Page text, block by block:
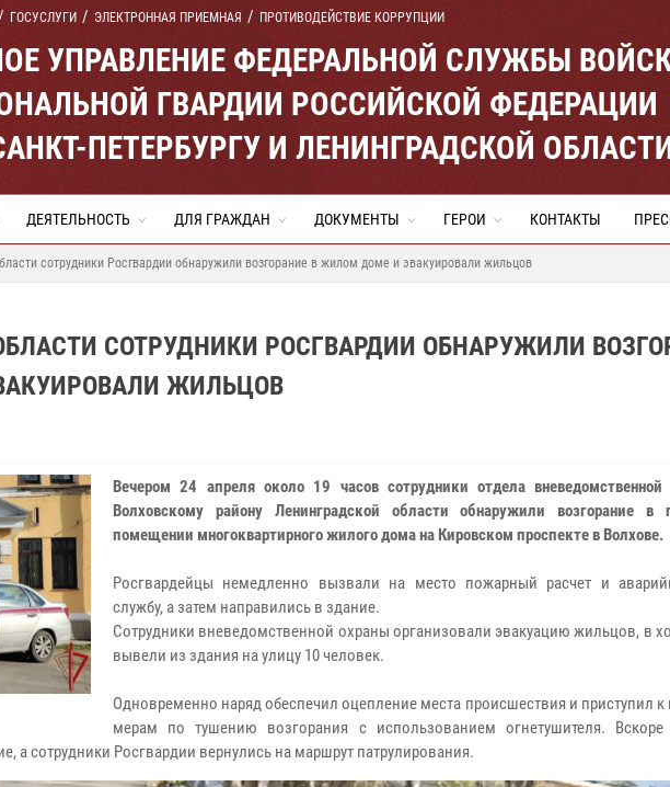
ГОСУСЛУГИ ЭЛЕКТРОННАЯ ПРИЕМНАЯ ПРОТИВОДЕЙСТВИЕ КОРРУПЦИИ
УПРАВЛЕНИЕ ФЕДЕРАЛЬНОЙ СЛУЖБЫ
ГВАРДИИ РОССИЙСКОЙ ФЕДЕРАЦИИ
ПЕТЕРБУРГУ И ЛЕНИНГРАДСКОЙ
ДЕЯТЕЛЬНОСТЬ ДЛЯ ГРАЖДАН ДОКУМЕНТЫ ГЕРОИ КОНТАКТЫ
сотрудники Росгвардии обнаружили возгорание в жилом доме и эвакуировали жильцов
СОТРУДНИКИ РОСГВАРДИИ ОБНАРУЖИЛИ
ЖИЛЬЦОВ
Вечером 24 апреля около 19 часов сотрудники отдела
Волховскому району Ленинградской области обнаружили возгорание в
помещении многоквартирного жилого дома на Кировском проспекте в Волхове.
Росгвардейцы немедленно вызвали на место пожарный расчет и
службу, а затем направились в здание.
Сотрудники вневедомственной охраны организовали эвакуацию жильцов, в
вывели из здания на улицу 10 человек.
Одновременно наряд обеспечил оцепление места происшествия и приступил
мерам по тушению возгорания с использованием огнетушителя.
а сотрудники Росгвардии вернулись на маршрут патрулирования.